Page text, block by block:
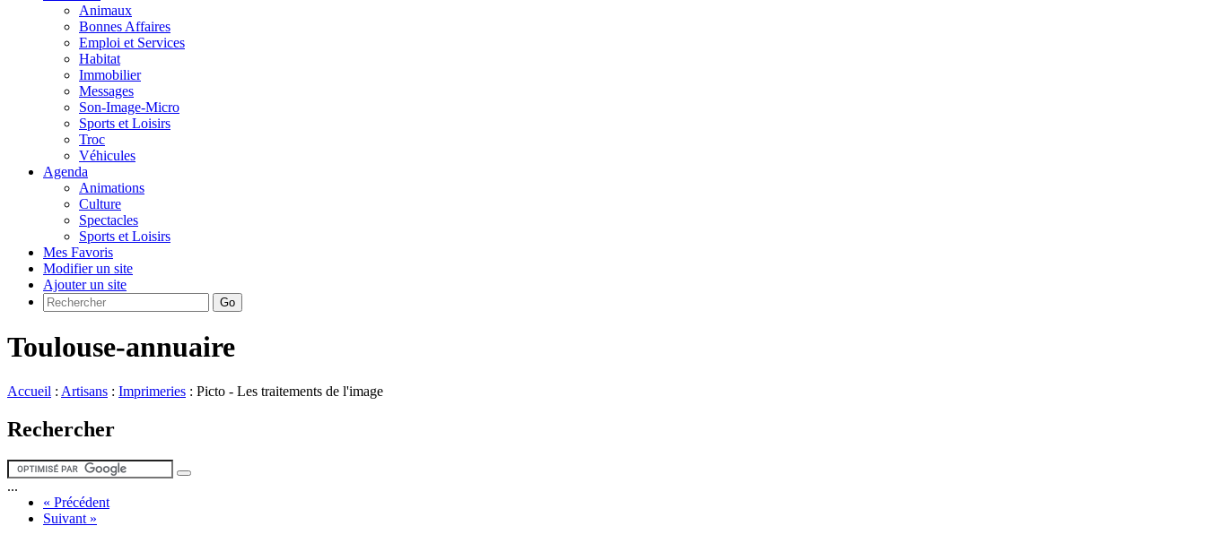
Animaux
Bonnes Affaires
Emploi et Services
Habitat
Immobilier
Messages
Son-Image-Micro
Sports et Loisirs
Troc
Véhicules
Agenda
Animations
Culture
Spectacles
Sports et Loisirs
Mes Favoris
Modifier un site
Ajouter un site
Go
Toulouse-annuaire
Accueil : Artisans : Imprimeries : Picto - Les traitements de l'image
Rechercher
...
« Précédent
Suivant »